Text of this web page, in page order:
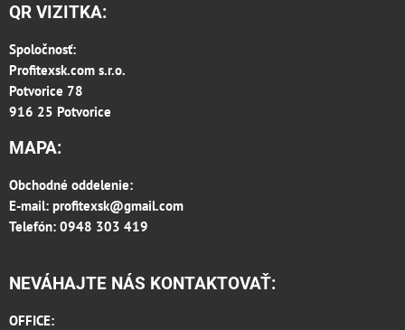
QR VIZITKA:
Spoločnosť:
Profitexsk.com s.r.o.
Potvorice 78
916 25 Potvorice
MAPA:
Obchodné oddelenie:
E-mail: profitexsk@gmail.com
Telefón: 0948 303 419
NEVÁHAJTE NÁS KONTAKTOVAŤ:
OFFICE: